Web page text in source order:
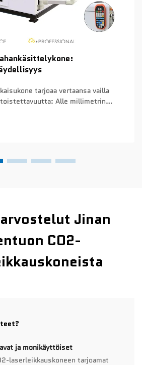
tarjoaa vertaansa vailla
toistettavuutta: Alle millimetrin
saavuttavat noin 0,1 mm:n
kun ne leikkaavat tuotantosarjoja...
Jinan
CO2-
ja monikäyttöiset
laserleikkauskoneen tarjoamat